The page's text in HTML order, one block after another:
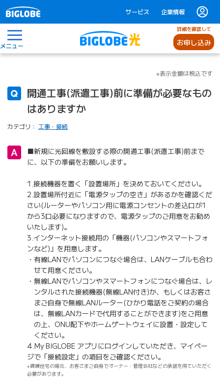
サービス 企業情報
メニュー
詳細を確認して
お申し込み
※表示金額は税込です
開通工事(派遣工事)前に準備が必要なもの
はありますか
カテゴリ： 工事・接続
■新規に光回線を敷設する際の開通工事(派遣工事)前まで
に、以下の準備をお願いします。
1.接続機器を置く「設置場所」を決めておいてください。
2.設置場所付近に「電源タップの空き」があるかを確認くだ
さい(ルーターやパソコン用に電源コンセントの差込口が1
から3口必要になりますので、電源タップのご用意をお勧め
いたします)。
3.インターネット接続用の「機器(パソコンやスマートフォ
ンなど)」を用意します。
有線LANでパソコンにつなぐ場合は、LANケーブルも合わ
せて用意ください。
無線LANでパソコンやスマートフォンにつなぐ場合は、レ
ンタルされた接続機器(無線LAN付き)か、もしくはお客さ
まご自身で無線LANルーター(ひかり電話をご契約の場合
は、無線LANカードで代用することができます)をご用意
の上、ONU配下やホームゲートウェイに設置・設定して
ください。
4.My BIGLOBE アプリにログインしていただき、マイペー
ジで「接続設定」の項目をご確認ください。
※賃貸住宅の場合、お客さまご自身でオーナー・管理会社などの承諾を得ていただく
必要があります。